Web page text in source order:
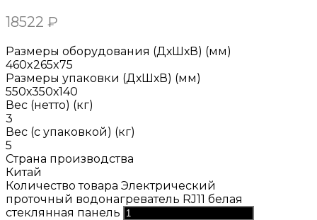
18522 ₽
Размеры оборудования (ДхШхВ) (мм)
460x265x75
Размеры упаковки (ДхШхВ) (мм)
550х350х140
Вес (нетто) (кг)
3
Вес (с упаковкой) (кг)
5
Страна производства
Китай
Количество товара Электрический
проточный водонагреватель RJ11 белая
стеклянная панель